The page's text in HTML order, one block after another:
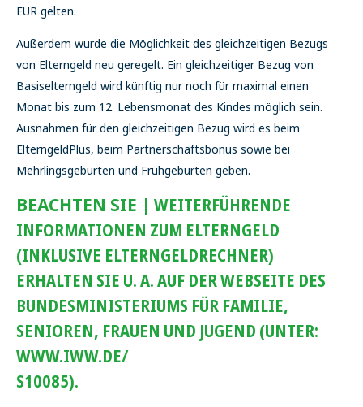
EUR gelten.
Außerdem wurde die Möglichkeit des gleichzeitigen Bezugs
von Elterngeld neu geregelt. Ein gleichzeitiger Bezug von
Basiselterngeld wird künftig nur noch für maximal einen
Monat bis zum 12. Lebensmonat des Kindes möglich sein.
Ausnahmen für den gleichzeitigen Bezug wird es beim
ElterngeldPlus, beim Partnerschaftsbonus sowie bei
Mehrlingsgeburten und Frühgeburten geben.
BEACHTEN SIE | WEITERFÜHRENDE
INFORMATIONEN ZUM ELTERNGELD
(INKLUSIVE ELTERNGELDRECHNER)
ERHALTEN SIE U. A. AUF DER WEBSEITE DES
BUNDESMINISTERIUMS FÜR FAMILIE,
SENIOREN, FRAUEN UND JUGEND (UNTER:
WWW.IWW.DE/
S10085).